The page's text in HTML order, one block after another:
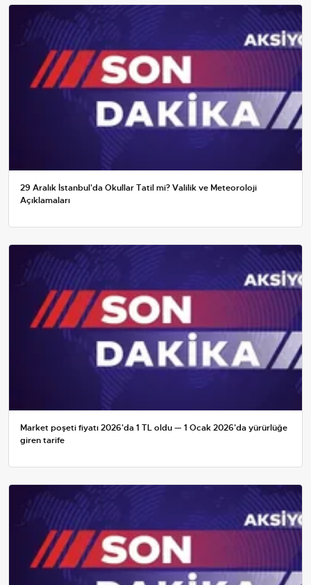
29 Aralık İstanbul'da Okullar Tatil mi? Valilik ve Meteoroloji
Açıklamaları
Market poşeti fiyatı 2026'da 1 TL oldu — 1 Ocak 2026'da yürürlüğe
giren tarife